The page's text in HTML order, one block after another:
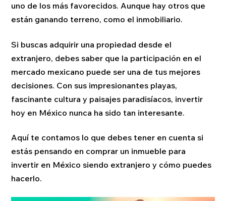
uno de los más favorecidos. Aunque hay otros que
están ganando terreno, como el inmobiliario.
Si buscas adquirir una propiedad desde el
extranjero, debes saber que la participación en el
mercado mexicano puede ser una de tus mejores
decisiones. Con sus impresionantes playas,
fascinante cultura y paisajes paradisíacos, invertir
hoy en México nunca ha sido tan interesante.
Aquí te contamos lo que debes tener en cuenta si
estás pensando en comprar un inmueble para
invertir en México siendo extranjero y cómo puedes
hacerlo.